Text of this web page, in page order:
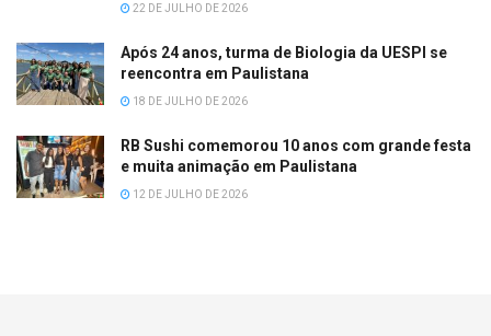
22 DE JULHO DE 2026
Após 24 anos, turma de Biologia da UESPI se
reencontra em Paulistana
18 DE JULHO DE 2026
RB Sushi comemorou 10 anos com grande festa
e muita animação em Paulistana
12 DE JULHO DE 2026